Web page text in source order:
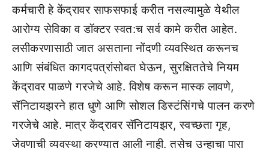
कर्मचारी हे केंद्रावर साफसफाई करीत नसल्यामुळे येथील
आरोग्य सेविका व डॉक्टर स्वत:च सर्व कामे करीत आहेत.
लसीकरणासाठी जात असताना नोंदणी व्यवस्थित करूनच
आणि संबंधित कागदपत्रांसोबत घेऊन, सुरक्षिततेचे नियम
केंद्रावर पाळणे गरजेचे आहे. विशेष करून मास्क लावणे,
सॅनिटायझरने हात धुणे आणि सोशल डिस्टंसिंगचे पालन करणे
गरजेचे आहे. मात्र केंद्रावर सॅनिटायझर, स्वच्छता गृह,
जेवणाची व्यवस्था करण्यात आली नाही. तसेच उन्हाचा पारा